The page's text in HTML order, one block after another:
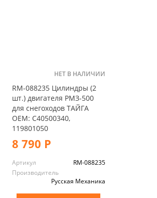
НЕТ В НАЛИЧИИ
RM-088235 Цилиндры (2
шт.) двигателя РМЗ-500
для снегоходов ТАЙГА
OEM: С40500340,
119801050
8 790 Р
Артикул
RM-088235
Производитель
Русская Механика